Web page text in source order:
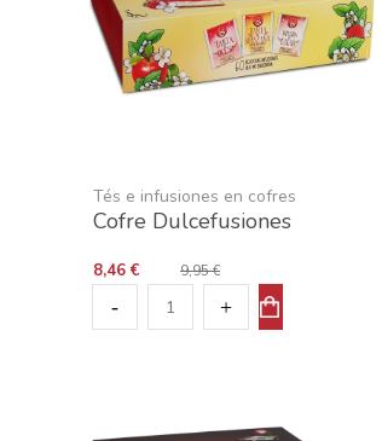
Tés e infusiones en cofres
Cofre Dulcefusiones
8,46 € 9,95 €